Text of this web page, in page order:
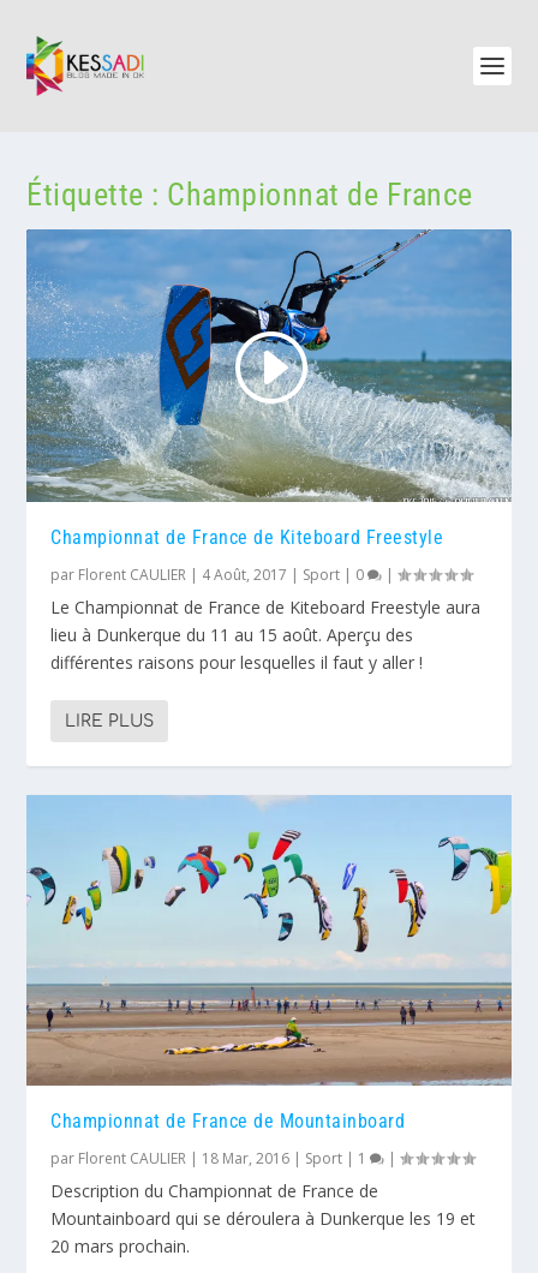
Étiquette : Championnat de France
Championnat de France de Kiteboard Freestyle
par Florent CAULIER | 4 Août, 2017 | Sport | 0 |
Le Championnat de France de Kiteboard Freestyle aura
lieu à Dunkerque du 11 au 15 août. Aperçu des
différentes raisons pour lesquelles il faut y aller !
LIRE PLUS
Championnat de France de Mountainboard
par Florent CAULIER | 18 Mar, 2016 | Sport | 1 |
Description du Championnat de France de
Mountainboard qui se déroulera à Dunkerque les 19 et
20 mars prochain.